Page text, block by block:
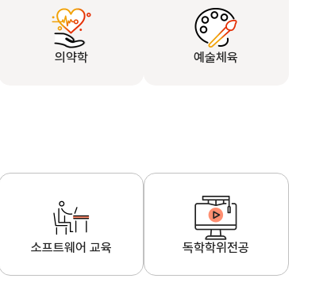
의약학 예술체육
소프트웨어 교육 독학학위전공